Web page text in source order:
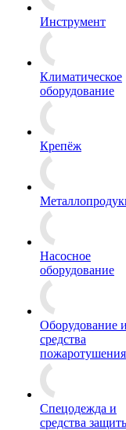
Инструмент
Климатическое
оборудование
Крепёж
Насосное
оборудование
Оборудование и
средства
пожаротушения
Спецодежда и
средства